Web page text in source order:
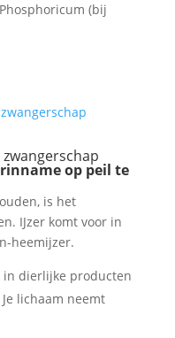
(bij
op peil te
is het
IJzer komt voor in
heemijzer.
in dierlijke producten
lichaam neemt